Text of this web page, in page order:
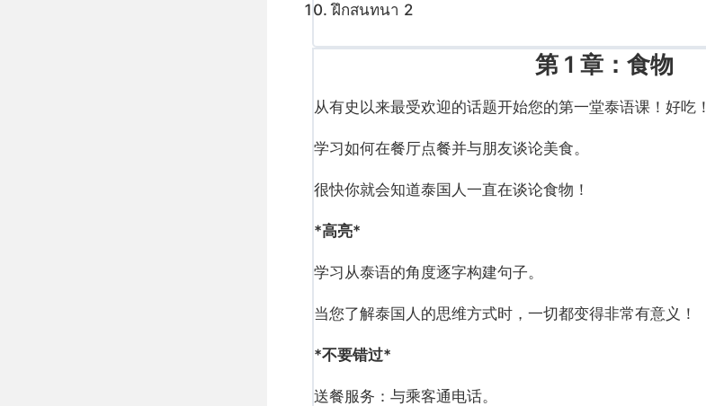
ฝึกสนทนา 2
第 1 章：食物
从有史以来最受欢迎的话题开始您的第一堂泰语课！好吃！
学习如何在餐厅点餐并与朋友谈论美食。
很快你就会知道泰国人一直在谈论食物！
*高亮*
学习从泰语的角度逐字构建句子。
当您了解泰国人的思维方式时，一切都变得非常有意义！
*不要错过*
送餐服务：与乘客通电话。